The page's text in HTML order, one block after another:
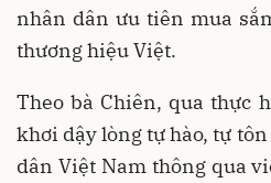
nhân dân ưu tiên mua
thương hiệu Việt.
Theo bà Chiên, qua thực
khơi dậy lòng tự hào, tự
dân Việt Nam thông qua